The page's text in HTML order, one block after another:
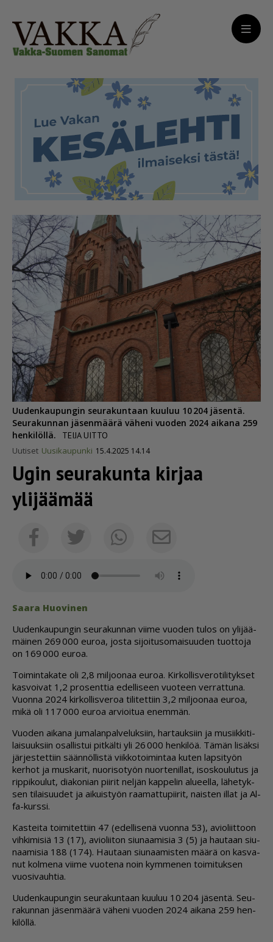
Uudenkaupungin seurakuntaan kuuluu 10 204 jäsentä.
Seurakunnan jäsenmäärä väheni vuoden 2024 aikana 259
henkilöllä.
TEIJA UITTO
Uutiset Uusikaupunki 15.4.2025 14.14
Ugin seurakunta kirjaa
ylijäämää
FacebookTwitterWhatsappSähköposti
Saa­ra Huo­vi­nen
Uu­den­kau­pun­gin seu­ra­kun­nan vii­me vuo­den tu­los on yli­jää­
mäi­nen 269 000 eu­roa, jos­ta si­joi­tu­so­mai­suu­den tuot­to­ja
on 169 000 eu­roa.
Toi­min­ta­ka­te oli 2,8 mil­joo­naa eu­roa. Kir­kol­lis­ve­ro­ti­li­tyk­set
kas­voi­vat 1,2 pro­sent­tia edel­li­seen vuo­teen ver­rat­tu­na.
Vuon­na 2024 kir­kol­lis­ve­roa ti­li­tet­tiin 3,2 mil­joo­naa eu­roa,
mikä oli 117 000 eu­roa ar­vi­oi­tua enem­män.
Vuo­den ai­ka­na ju­ma­lan­pal­ve­luk­siin, har­tauk­siin ja mu­siik­ki­ti­
lai­suuk­siin osal­lis­tui pit­käl­ti yli 26 000 hen­ki­löä. Tä­män li­säk­si
jär­jes­tet­tiin sään­nöl­lis­tä viik­ko­toi­min­taa ku­ten lap­si­työn
ker­hot ja mus­ka­rit, nuo­ri­so­työn nuor­te­nil­lat, isos­kou­lu­tus ja
rip­pi­kou­lut, di­a­ko­ni­an pii­rit nel­jän kap­pe­lin alu­eel­la, lä­he­tyk­
sen ti­lai­suu­det ja ai­kuis­työn raa­mat­tu­pii­rit, nais­ten il­lat ja Al­
fa-kurs­si.
Kas­tei­ta toi­mi­tet­tiin 47 (edel­li­se­nä vuon­na 53), avi­o­liit­toon
vih­ki­mi­siä 13 (17), avi­o­lii­ton siu­naa­mi­sia 3 (5) ja hau­taan siu­
naa­mi­sia 188 (174). Hau­taan siu­naa­mis­ten mää­rä on kas­va­
nut kol­me­na vii­me vuo­te­na noin kym­me­nen toi­mi­tuk­sen
vuo­si­vauh­tia.
Uu­den­kau­pun­gin seu­ra­kun­taan kuu­luu 10 204 jä­sen­tä. Seu­
ra­kun­nan jä­sen­mää­rä vä­he­ni vuo­den 2024 ai­ka­na 259 hen­
ki­löl­lä.